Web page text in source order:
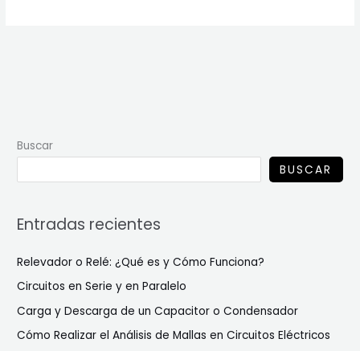
Buscar
BUSCAR
Entradas recientes
Relevador o Relé: ¿Qué es y Cómo Funciona?
Circuitos en Serie y en Paralelo
Carga y Descarga de un Capacitor o Condensador
Cómo Realizar el Análisis de Mallas en Circuitos Eléctricos